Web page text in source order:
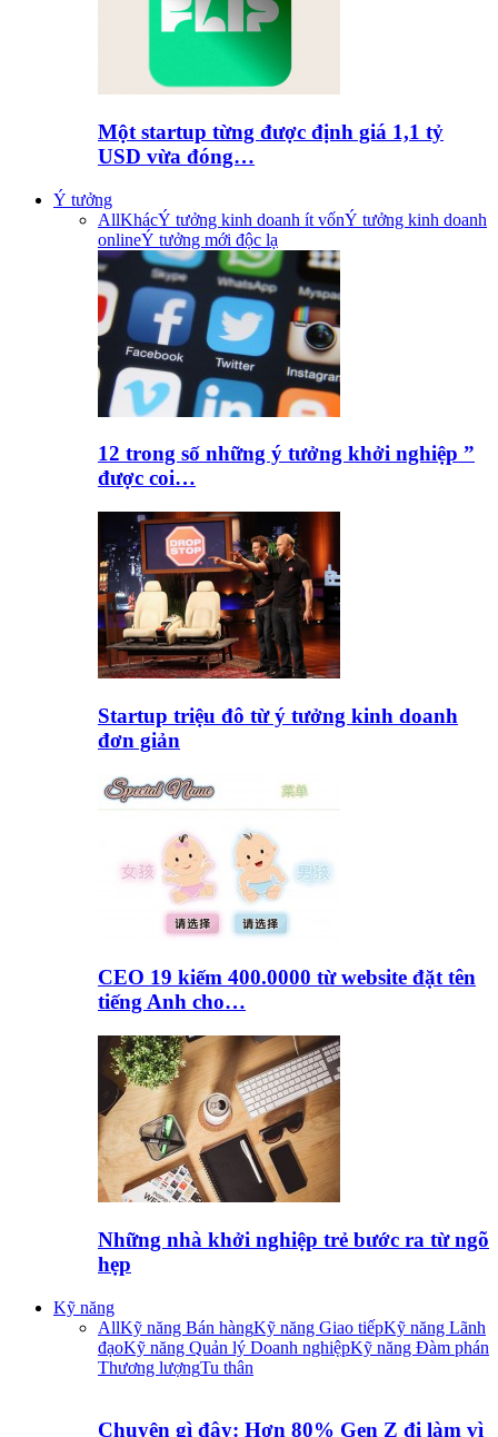
Một startup từng được định giá 1,1 tỷ
USD vừa đóng…
Ý tưởng
AllKhácÝ tưởng kinh doanh ít vốnÝ tưởng kinh doanh
onlineÝ tưởng mới độc lạ
12 trong số những ý tưởng khởi nghiệp ”
được coi…
Startup triệu đô từ ý tưởng kinh doanh
đơn giản
CEO 19 kiếm 400.0000 từ website đặt tên
tiếng Anh cho…
Những nhà khởi nghiệp trẻ bước ra từ ngõ
hẹp
Kỹ năng
AllKỹ năng Bán hàngKỹ năng Giao tiếpKỹ năng Lãnh
đạoKỹ năng Quản lý Doanh nghiệpKỹ năng Đàm phán
Thương lượngTu thân
Chuyện gì đây: Hơn 80% Gen Z đi làm vì